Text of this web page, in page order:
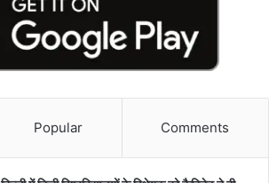
Popular Comments